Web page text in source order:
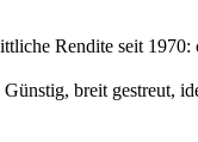
Rendite seit 1970:
breit gestreut,